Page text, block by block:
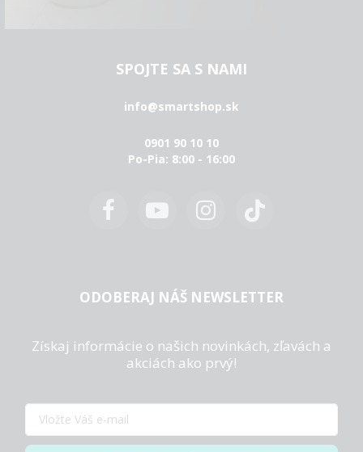
SPOJTE SA S NAMI
info@smartshop.sk
0901 90 10 10
Po-Pia: 8:00 - 16:00
ODOBERAJ NÁŠ NEWSLETTER
Získaj informácie o našich novinkách, zľavách a
akciách ako prvý!